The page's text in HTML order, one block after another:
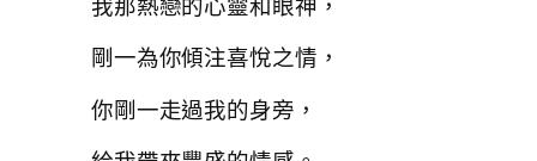
剛一為你傾注喜悅之情，
你剛一走過我的身旁，